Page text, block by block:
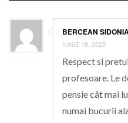
BERCEAN
IUNIE 18, 2025
Respect si
profesoare. Le
pensie cât mai
numai bucurii